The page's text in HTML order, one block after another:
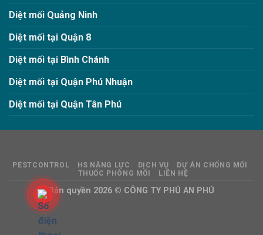
Diệt mối Quảng Ninh
Diệt mối tại Quận 8
Diệt mối tại Bình Chánh
Diệt mối tại Quận Phú Nhuận
Diệt mối tại Quận Tân Phú
PESTCONTROL HS NĂNG LỰC DỊCH VỤ
DỰ ÁN CHỐNG MỐI
THUỐC PHÒNG MỐI
LIÊN HỆ
Bản quyền 2026 © CÔNG TY PHÚ AN PHÚ